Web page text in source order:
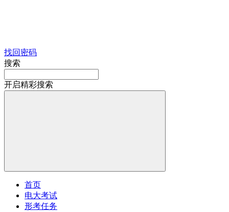
找回密码
搜索
开启精彩搜索
首页
电大考试
形考任务